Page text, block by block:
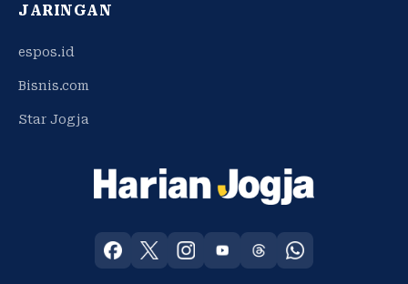
JARINGAN
espos.id
Bisnis.com
Star Jogja